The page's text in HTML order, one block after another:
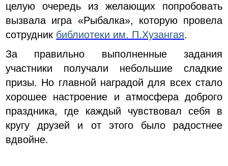
целую очередь из желающих попробовать
вызвала игра «Рыбалка», которую провела
сотрудник библиотеки им. П.Хузангая.
За правильно выполненные задания
участники получали небольшие сладкие
призы. Но главной наградой для всех стало
хорошее настроение и атмосфера доброго
праздника, где каждый чувствовал себя в
кругу друзей и от этого было радостнее
вдвойне.